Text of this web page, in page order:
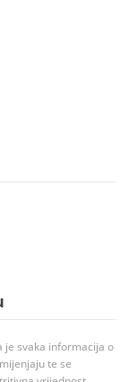
je svaka informacija o
te se